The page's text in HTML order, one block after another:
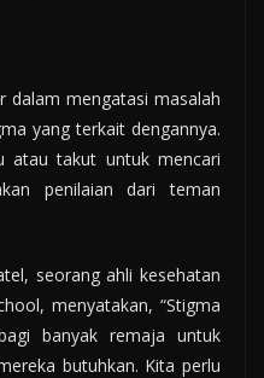
dalam mengatasi masalah
yang terkait dengannya.
atau takut untuk mencari
penilaian dari teman
seorang ahli kesehatan
menyatakan, “Stigma
banyak remaja untuk
butuhkan. Kita perlu